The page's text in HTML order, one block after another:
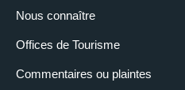
Nous connaître
Offices de Tourisme
Commentaires ou plaintes